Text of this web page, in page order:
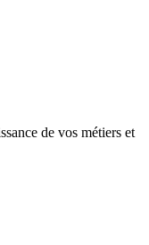
de vos métiers et